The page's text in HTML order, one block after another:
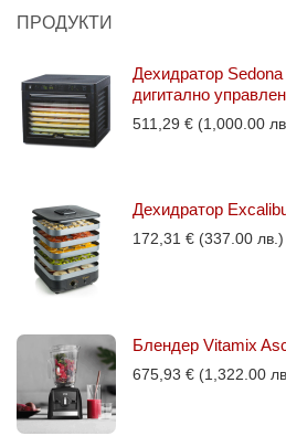
ПРОДУКТИ
Дехидратор
дигитално
511,29 € (1,000.00
Дехидратор
172,31 € (337.00 лв.)
Блендер Vitamix
675,93 € (1,322.00